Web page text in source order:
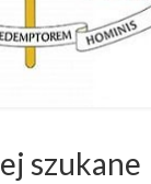
szukane